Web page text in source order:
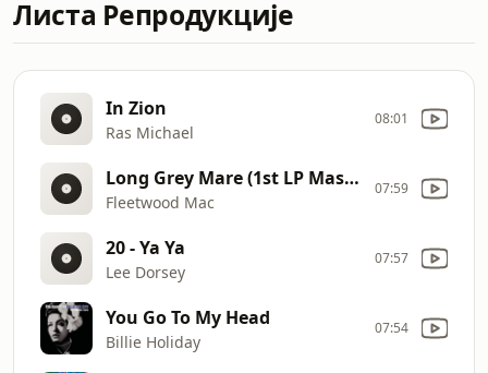
Листа Репродукције
In Zion
Ras Michael
08:01
Long Grey Mare (1st LP Mastertape 1999 ) (1st LP Mastertape 1999)
Fleetwood Mac
07:59
20 - Ya Ya
Lee Dorsey
07:57
You Go To My Head
Billie Holiday
07:54